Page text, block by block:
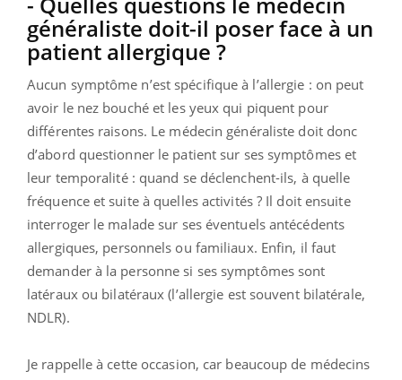
généraliste doit-il poser face à un
patient allergique ?
Aucun symptôme n’est spécifique à l’allergie : on peut
avoir le nez bouché et les yeux qui piquent pour
différentes raisons. Le médecin généraliste doit donc
d’abord questionner le patient sur ses symptômes et
leur temporalité : quand se déclenchent-ils, à quelle
fréquence et suite à quelles activités ? Il doit ensuite
interroger le malade sur ses éventuels antécédents
allergiques, personnels ou familiaux. Enfin, il faut
demander à la personne si ses symptômes sont
latéraux ou bilatéraux (l’allergie est souvent bilatérale,
NDLR).
Je rappelle à cette occasion, car beaucoup de médecins